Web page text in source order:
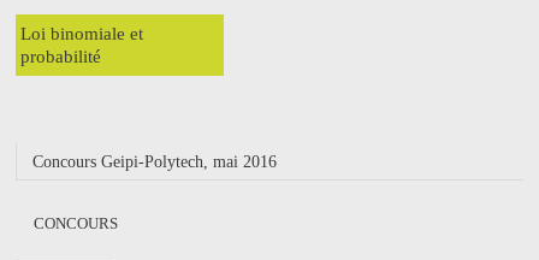
Loi binomiale et
probabilité
Concours Geipi-Polytech, mai 2016
CONCOURS